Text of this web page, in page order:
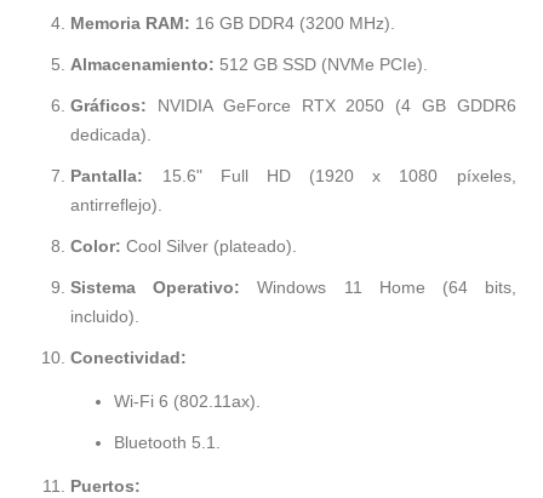
Memoria RAM: 16 GB DDR4 (3200 MHz).
Almacenamiento: 512 GB SSD (NVMe PCIe).
Gráficos: NVIDIA GeForce RTX 2050 (4 GB GDDR6
dedicada).
Pantalla: 15.6" Full HD (1920 x 1080 píxeles,
antirreflejo).
Color: Cool Silver (plateado).
Sistema Operativo: Windows 11 Home (64 bits,
incluido).
Conectividad:
Wi-Fi 6 (802.11ax).
Bluetooth 5.1.
Puertos: